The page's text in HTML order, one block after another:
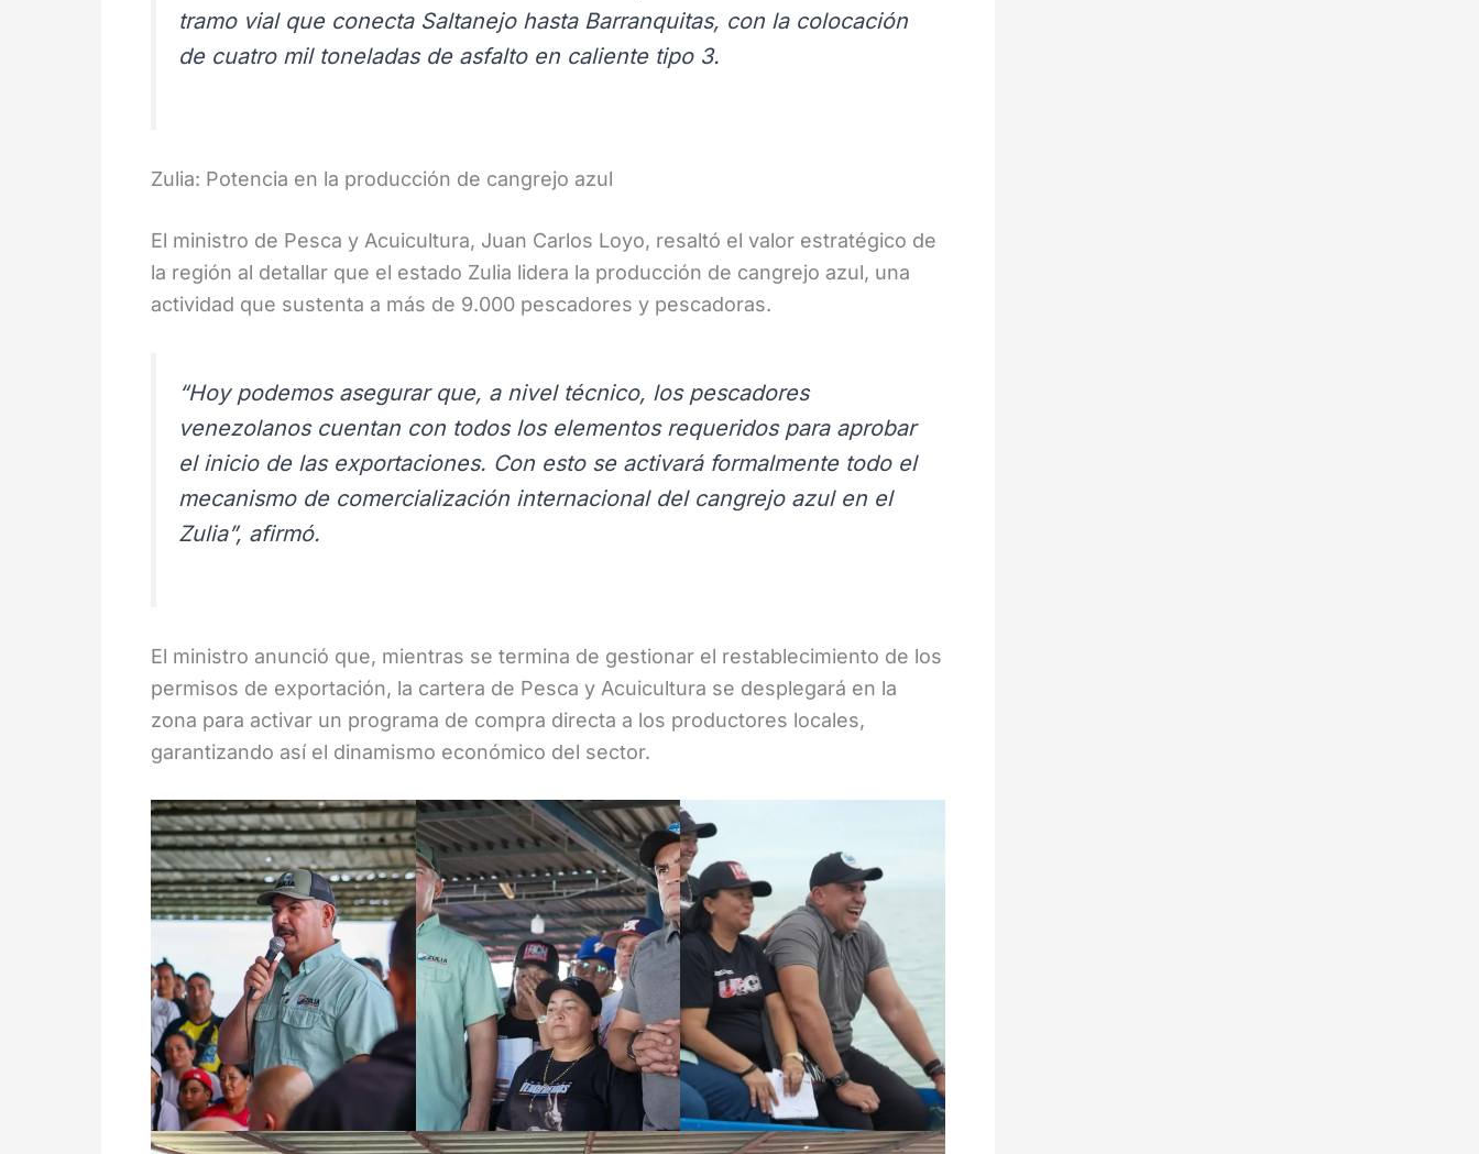
tramo vial que conecta Saltanejo hasta Barranquitas, con la colocación
de cuatro mil toneladas de asfalto en caliente tipo 3.
Zulia: Potencia en la producción de cangrejo azul
El ministro de Pesca y Acuicultura, Juan Carlos Loyo, resaltó el valor estratégico de
la región al detallar que el estado Zulia lidera la producción de cangrejo azul, una
actividad que sustenta a más de 9.000 pescadores y pescadoras.
“Hoy podemos asegurar que, a nivel técnico, los pescadores
venezolanos cuentan con todos los elementos requeridos para aprobar
el inicio de las exportaciones. Con esto se activará formalmente todo el
mecanismo de comercialización internacional del cangrejo azul en el
Zulia”, afirmó.
El ministro anunció que, mientras se termina de gestionar el restablecimiento de los
permisos de exportación, la cartera de Pesca y Acuicultura se desplegará en la
zona para activar un programa de compra directa a los productores locales,
garantizando así el dinamismo económico del sector.